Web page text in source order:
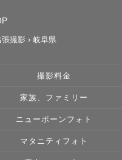
撮影 › 岐阜県
撮影料金
家族、ファミリー
ニューボーンフォト
マタニティフォト